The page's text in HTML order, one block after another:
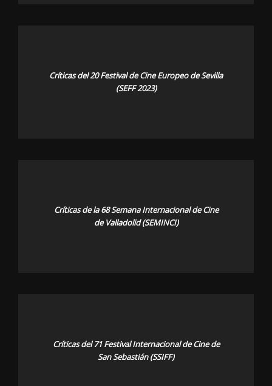
Críticas del 20 Festival de Cine Europeo de Sevilla
(SEFF 2023)
Críticas de la 68 Semana Internacional de Cine
de Valladolid (SEMINCI)
Críticas del 71 Festival Internacional de Cine de
San Sebastián (SSIFF)